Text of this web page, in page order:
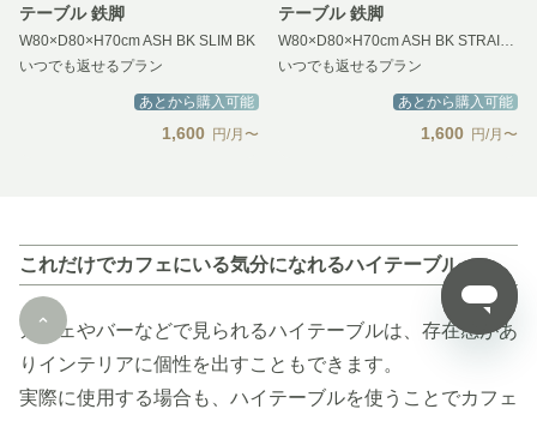
テーブル 鉄脚
W80×D80×H70cm ASH BK SLIM BK
いつでも返せるプラン
あとから購入可能
1,600 円/月〜
テーブル 鉄脚
W80×D80×H70cm ASH BK STRAIGHT BK
いつでも返せるプラン
あとから購入可能
1,600 円/月〜
これだけでカフェにいる気分になれるハイテーブル
カフェやバーなどで見られるハイテーブルは、存在感があ
りインテリアに個性を出すこともできます。
実際に使用する場合も、ハイテーブルを使うことでカフェ